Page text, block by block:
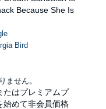
Because She Is
Bird
ません。
たはプレミアムプ
始めて非会員価格